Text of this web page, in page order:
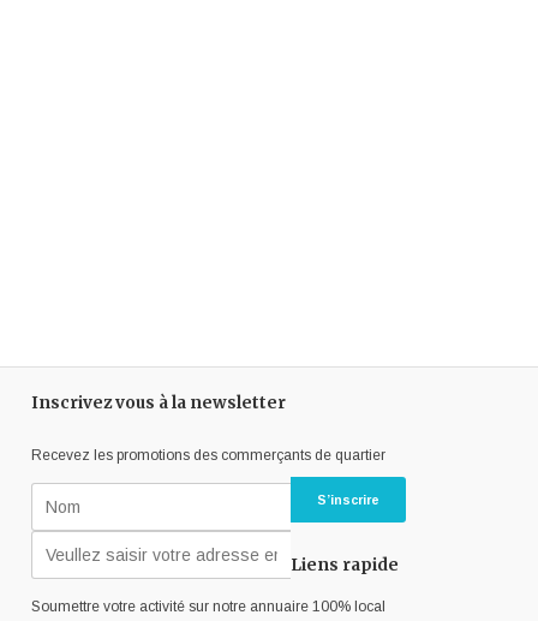
Inscrivez vous à la newsletter
Recevez les promotions des commerçants de quartier
Liens rapide
Soumettre votre activité sur notre annuaire 100% local